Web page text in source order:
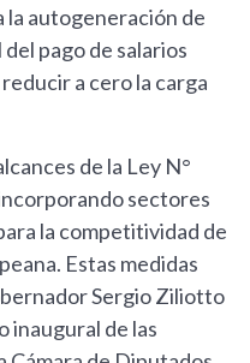
la autogeneración de
pago de salarios
a cero la carga
de la Ley N°
sectores
la competitividad de
Estas medidas
Sergio Ziliotto
inaugural de las